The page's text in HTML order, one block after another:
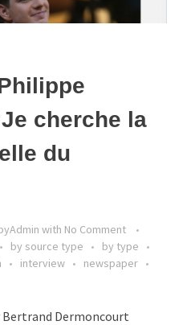
cherche la
du
with No Comment
by source type
by type
interview
newspaper
Bertrand Dermoncourt